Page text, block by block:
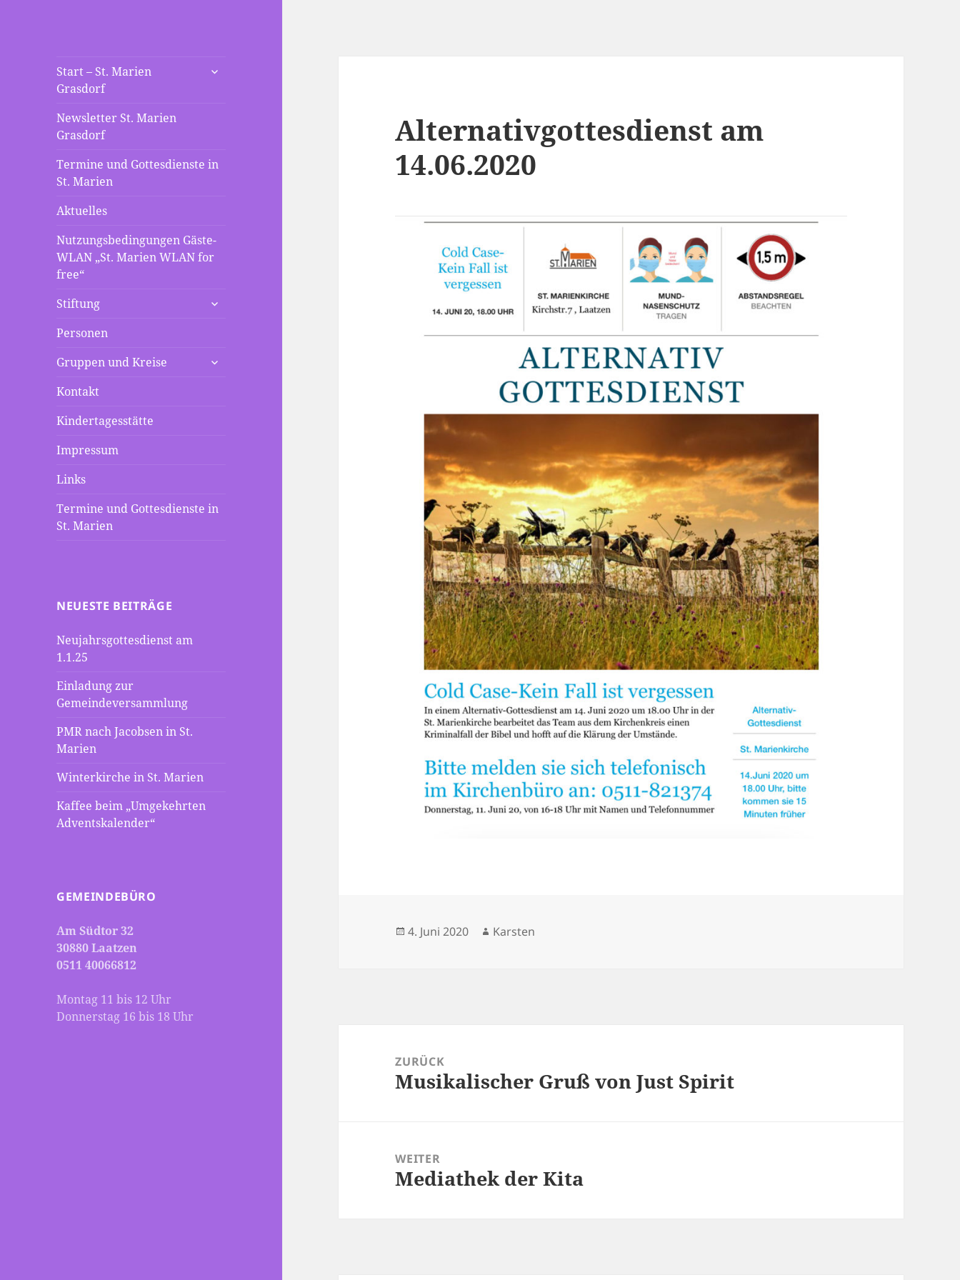
St. Marien
Grasdorf
Die neue Webseite der St
Mariengemeinde Grasdorf
Start – St. Marien
Grasdorf
untermenü
Newsletter St. Marien
Grasdorf
Termine und Gottesdienste in
St. Marien
Aktuelles
Nutzungsbedingungen Gäste-
WLAN „St. Marien WLAN for
free“
Stiftung
untermenü
Personen
Gruppen und Kreise
untermenü
Kontakt
Kindertagesstätte
Impressum
Links
Termine und Gottesdienste in
St. Marien
NEUESTE BEITRÄGE
Neujahrsgottesdienst am
1.1.25
Einladung zur
Gemeindeversammlung
PMR nach Jacobsen in St.
Marien
Winterkirche in St. Marien
Kaffee beim „Umgekehrten
Adventskalender“
GEMEINDEBÜRO
Am Südtor 32
30880 Laatzen
0511 40066812
Montag 11 bis 12 Uhr
Donnerstag 16 bis 18 Uhr
Alternativgottesdienst am
14.06.2020
Veröffentlicht
4. Juni 2020 Autor
Karsten
ZURÜCK
Vorheriger
Musikalischer Gruß von Just Spirit
WEITER
Nächster
Mediathek der Kita